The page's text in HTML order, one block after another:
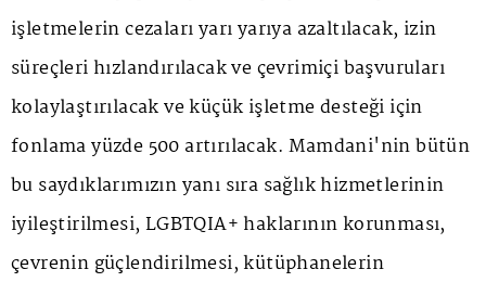
işletmelerin cezaları yarı yarıya azaltılacak, izin
süreçleri hızlandırılacak ve çevrimiçi başvuruları
kolaylaştırılacak ve küçük işletme desteği için
fonlama yüzde 500 artırılacak. Mamdani'nin bütün
bu saydıklarımızın yanı sıra sağlık hizmetlerinin
iyileştirilmesi, LGBTQIA+ haklarının korunması,
çevrenin güçlendirilmesi, kütüphanelerin